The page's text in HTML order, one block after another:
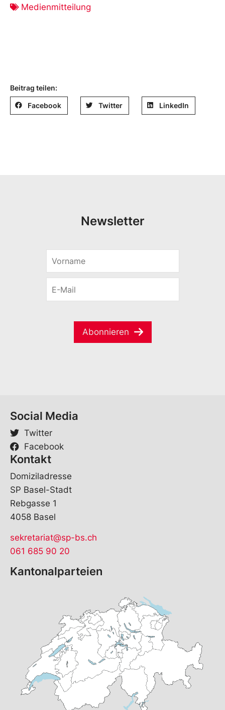
Medienmitteilung
Beitrag teilen:
Facebook Twitter LinkedIn
Newsletter
r
m
M
Abonnieren
Social Media
Twitter
Facebook
Kontakt
Domiziladresse
SP Basel-Stadt
Rebgasse 1
4058 Basel
sekretariat@sp-bs.ch
061 685 90 20
Kantonalparteien